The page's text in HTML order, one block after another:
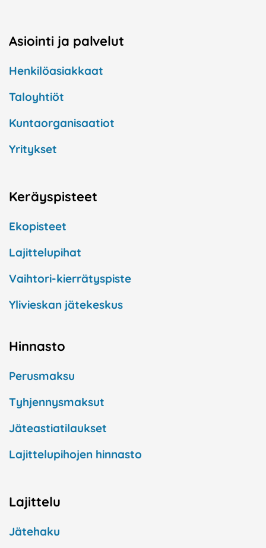
Asiointi ja palvelut
Henkilöasiakkaat
Taloyhtiöt
Kuntaorganisaatiot
Yritykset
Keräyspisteet
Ekopisteet
Lajittelupihat
Vaihtori-kierrätyspiste
Ylivieskan jätekeskus
Hinnasto
Perusmaksu
Tyhjennysmaksut
Jäteastiatilaukset
Lajittelupihojen hinnasto
Lajittelu
Jätehaku